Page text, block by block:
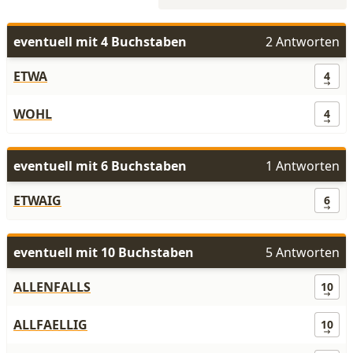
eventuell mit 4 Buchstaben
2 Antworten
ETWA
4
WOHL 4
eventuell mit 6 Buchstaben
1 Antworten
ETWAIG
6
eventuell mit 10 Buchstaben
5 Antworten
ALLENFALLS
10
ALLFAELLIG 10